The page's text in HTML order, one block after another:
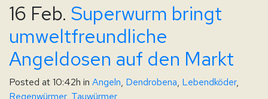
16 Feb. Superwurm bringt
umweltfreundliche
Angeldosen auf den Markt
Posted at 10:42h in Angeln, Dendrobena, Lebendköder,
Regenwürmer, Tauwürmer